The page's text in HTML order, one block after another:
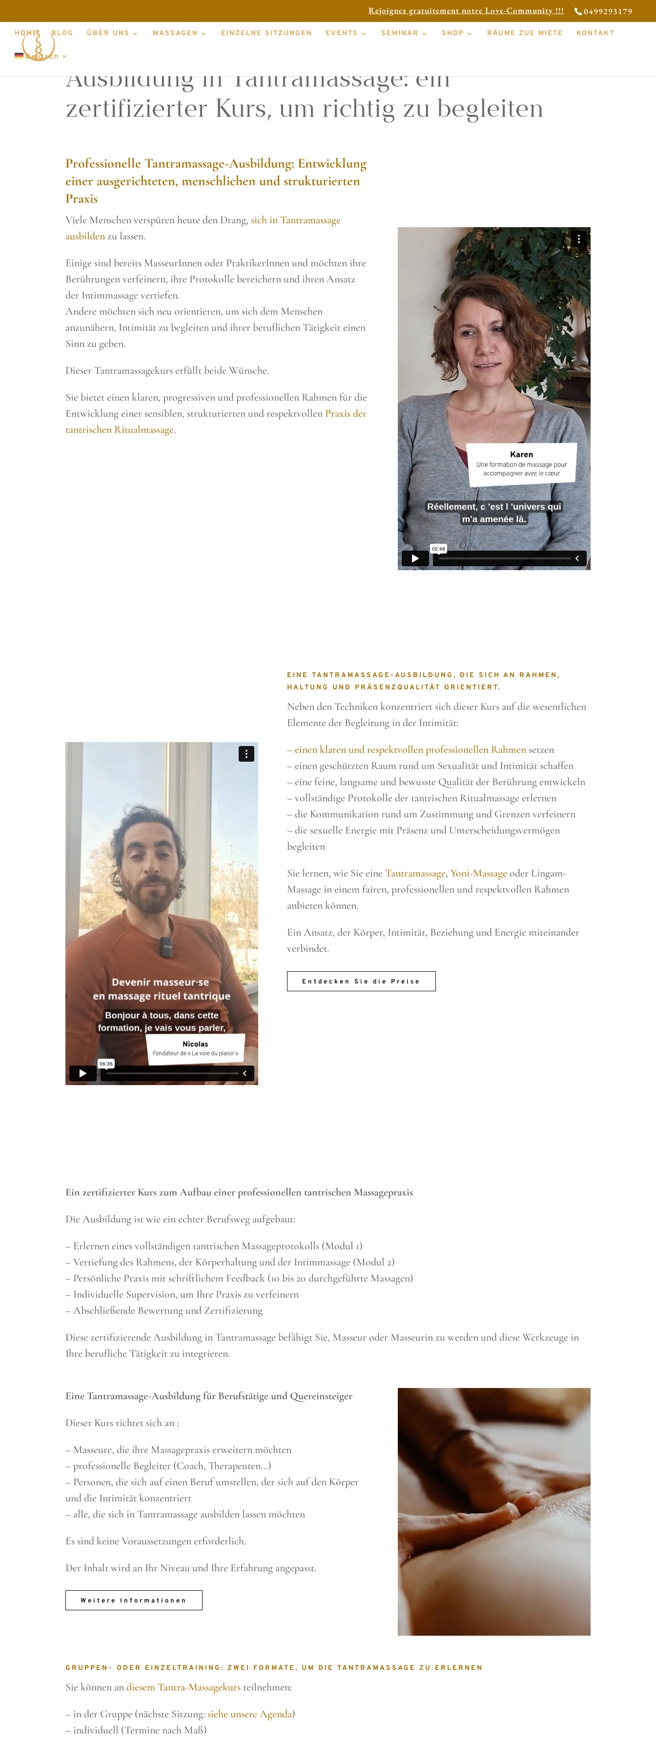
0499293179
Rejoignez gratuitement notre Love-Community !!!
HOME BLOG ÜBER UNS MASSAGEN EINZELNE SITZUNGEN EVENTS SEMINAR SHOP RÄUME ZUE MIETE KONTAKT
Deutsch
Ausbildung in Tantramassage: ein
zertifizierter Kurs, um richtig zu begleiten
Professionelle Tantramassage-Ausbildung: Entwicklung
einer ausgerichteten, menschlichen und strukturierten
Praxis
Viele Menschen verspüren heute den Drang, sich in Tantramassage
ausbilden zu lassen.
Einige sind bereits MasseurInnen oder PraktikerInnen und möchten ihre
Berührungen verfeinern, ihre Protokolle bereichern und ihren Ansatz
der Intimmassage vertiefen.
Andere möchten sich neu orientieren, um sich dem Menschen
anzunähern, Intimität zu begleiten und ihrer beruflichen Tätigkeit einen
Sinn zu geben.
Dieser Tantramassagekurs erfüllt beide Wünsche.
Sie bietet einen klaren, progressiven und professionellen Rahmen für die
Entwicklung einer sensiblen, strukturierten und respektvollen Praxis der
tantrischen Ritualmassage.
EINE TANTRAMASSAGE-AUSBILDUNG, DIE SICH AN RAHMEN,
HALTUNG UND PRÄSENZQUALITÄT ORIENTIERT.
Neben den Techniken konzentriert sich dieser Kurs auf die wesentlichen
Elemente der Begleitung in der Intimität:
–einen klaren und respektvollen professionellen Rahmen setzen
– einen geschützten Raum rund um Sexualität und Intimität schaffen
– eine feine, langsame und bewusste Qualität der Berührung entwickeln
– vollständige Protokolle der tantrischen Ritualmassage erlernen
– die Kommunikation rund um Zustimmung und Grenzen verfeinern
– die sexuelle Energie mit Präsenz und Unterscheidungsvermögen
begleiten
Sie lernen, wie Sie eineTantramassage,Yoni-Massageoder Lingam-
Massage in einem fairen, professionellen und respektvollen Rahmen
anbieten können.
Ein Ansatz, der Körper, Intimität, Beziehung und Energie miteinander
verbindet.
Entdecken Sie die Preise
Ein zertifizierter Kurs zum Aufbau einer professionellen tantrischen Massagepraxis
Die Ausbildung ist wie ein echter Berufsweg aufgebaut:
– Erlernen eines vollständigen tantrischen Massageprotokolls (Modul 1)
– Vertiefung des Rahmens, der Körperhaltung und der Intimmassage (Modul 2)
– Persönliche Praxis mit schriftlichem Feedback (10 bis 20 durchgeführte Massagen)
– Individuelle Supervision, um Ihre Praxis zu verfeinern
– Abschließende Bewertung und Zertifizierung
Diese zertifizierende Ausbildung in Tantramassage befähigt Sie, Masseur oder Masseurin zu werden und diese Werkzeuge in
Ihre berufliche Tätigkeit zu integrieren.
Eine Tantramassage-Ausbildung für Berufstätige und Quereinsteiger
Dieser Kurs richtet sich an :
– Masseure, die ihre Massagepraxis erweitern möchten
– professionelle Begleiter (Coach, Therapeuten…)
– Personen, die sich auf einen Beruf umstellen, der sich auf den Körper
und die Intimität konzentriert
– alle, die sich in Tantramassage ausbilden lassen möchten
Es sind keine Voraussetzungen erforderlich.
Der Inhalt wird an Ihr Niveau und Ihre Erfahrung angepasst.
Weitere Informationen
GRUPPEN- ODER EINZELTRAINING: ZWEI FORMATE, UM DIE TANTRAMASSAGE ZU ERLERNEN
Sie können andiesem Tantra-Massagekurs teilnehmen:
– in der Gruppe (nächste Sitzung: siehe unsere Agenda)
– individuell (Termine nach Maß)